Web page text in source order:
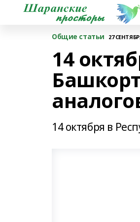
Общие статьи 27
14
14 октября в